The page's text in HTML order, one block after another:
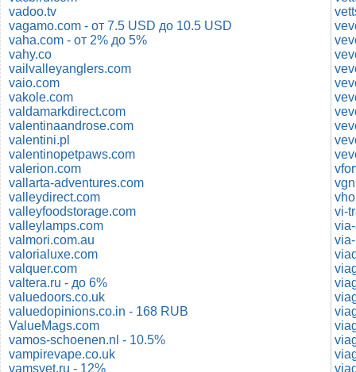
vadoo.tv
vagamo.com - от 7.5 USD до 10.5 USD
vaha.com - от 2% до 5%
vahy.co
vailvalleyanglers.com
vaio.com
vakole.com
valdamarkdirect.com
valentinaandrose.com
valentini.pl
valentinopetpaws.com
valerion.com
vallarta-adventures.com
valleydirect.com
valleyfoodstorage.com
valleylamps.com
valmori.com.au
valorialuxe.com
valquer.com
valtera.ru - до 6%
valuedoors.co.uk
valuedopinions.co.in - 168 RUB
ValueMags.com
vamos-schoenen.nl - 10.5%
vampirevape.co.uk
vamsvet.ru - 12%
vi-